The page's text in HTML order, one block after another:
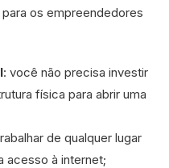
os empreendedores
: você não precisa investir
física para abrir uma
de qualquer lugar
acesso à internet;